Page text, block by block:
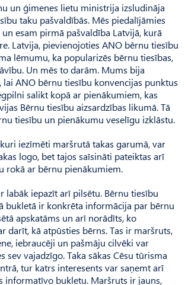
un ģimenes lietu ministrija izsludināja
taku pašvaldībās. Mēs piedalījāmies
esam pirmā pašvaldība Latvijā, kurā
Latvija, pievienojoties ANO bērnu tiesību
lēmumu, ka popularizēs bērnu tiesības,
Un mēs to darām. Mums bija
lai ANO bērnu tiesību konvencijas punktus
salikt kopā ar pienākumiem, kas
Bērnu tiesību aizsardzības likumā. Tā
tiesību un pienākumu veselīgu izklāstu.
iezīmēti maršrutā takas garumā, var
logo, bet tajos saīsināti pateiktas arī
rokā ar bērnu pienākumiem.
labāk iepazīt arī pilsētu. Bērnu tiesību
bukletā ir konkrēta informācija par bērnu
apskatāms un arī norādīts, ko
darīt, kā atpūsties bērns. Tas ir maršruts,
iebraucēji un pašmāju cilvēki var
sev vajadzīgo. Taka sākas Cēsu tūrisma
tur katrs interesents var saņemt arī
informatīvo bukletu. Maršruts ir jauns,